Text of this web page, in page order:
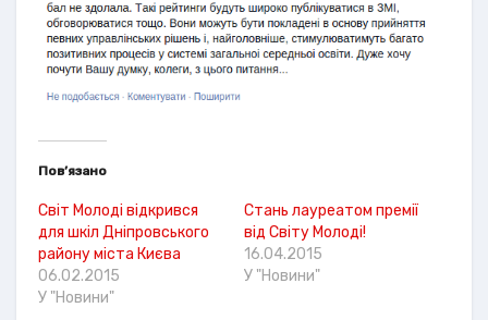
Пов’язано
Світ Молоді відкрився
для шкіл Дніпровського
району міста Києва
06.02.2015
У "Новини"
Стань лауреатом премії
від Світу Молоді!
16.04.2015
У "Новини"